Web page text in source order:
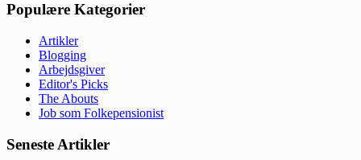
Populære Kategorier
Artikler
Blogging
Arbejdsgiver
Editor's Picks
The Abouts
Job som Folkepensionist
Seneste Artikler